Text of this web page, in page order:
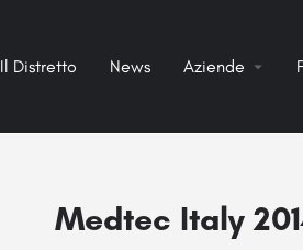
Il Distretto News Aziende
Medtec Italy